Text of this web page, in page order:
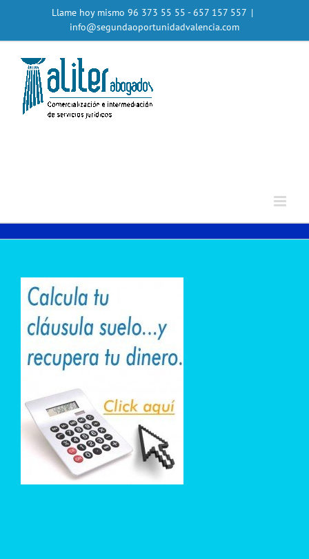
Llame hoy mismo 96 373 55 55 - 657 157 557 |
info@segundaoportunidadvalencia.com